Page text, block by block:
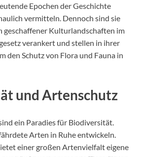
Epochen der Geschichte
vermitteln. Dennoch sind sie
geschaffener Kulturlandschaften im
verankert und stellen in ihrer
den Schutz von Flora und Fauna in
und Artenschutz
ein Paradies für Biodiversität.
Arten in Ruhe entwickeln.
einer großen Artenvielfalt eigene